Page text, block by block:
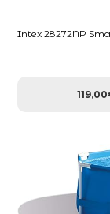
Intex 28272NP